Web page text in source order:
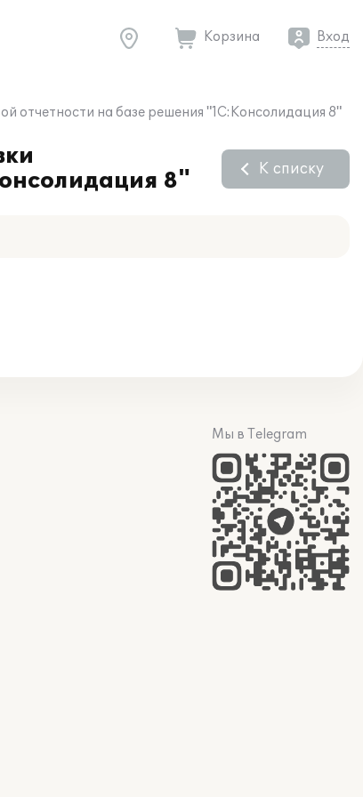
Корзина Вход
отчетности на базе решения "1С:Консолидация 8"
8"
К списку
Мы в Telegram